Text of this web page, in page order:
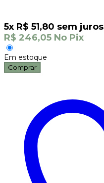
5x R$ 51,80 sem juros
R$ 246,05 No Pix
Em estoque
Comprar